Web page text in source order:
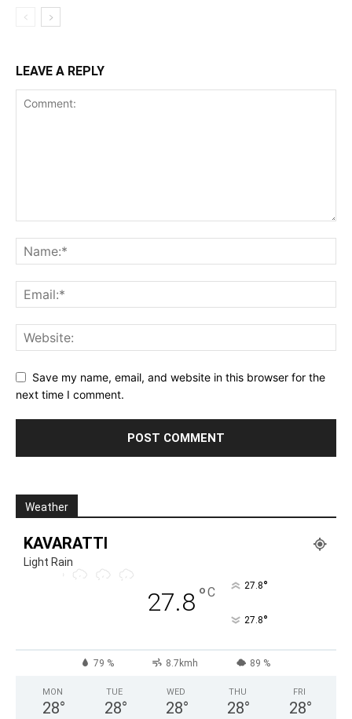
LEAVE A REPLY
Save my name, email, and website in this browser for the
next time I comment.
Weather
KAVARATTI
Light Rain
27.8°C 27.8°
27.8°
79 % 8.7kmh 89 %
MON
28°
TUE
28°
WED
28°
THU
28°
FRI
28°